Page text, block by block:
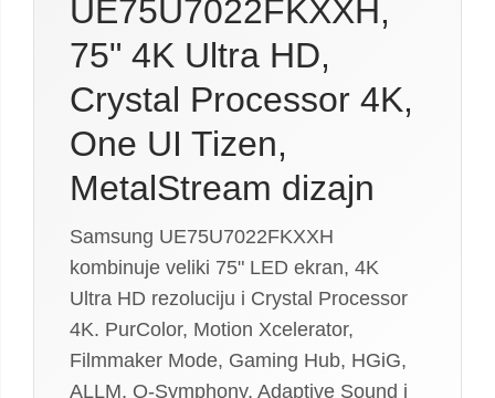
UE75U7022FKXXH,
75" 4K Ultra HD,
Crystal Processor 4K,
One UI Tizen,
MetalStream dizajn
Samsung UE75U7022FKXXH
kombinuje veliki 75" LED ekran, 4K
Ultra HD rezoluciju i Crystal Processor
4K. PurColor, Motion Xcelerator,
Filmmaker Mode, Gaming Hub, HGiG,
ALLM, Q-Symphony, Adaptive Sound i